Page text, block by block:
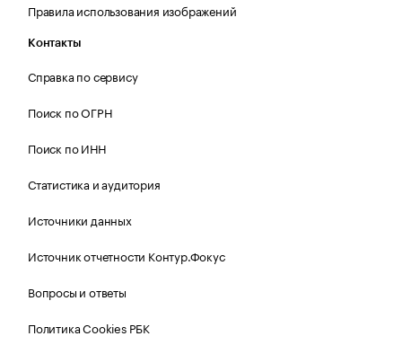
Правила использования изображений
Контакты
Справка по сервису
Поиск по ОГРН
Поиск по ИНН
Статистика и аудитория
Источники данных
Источник отчетности Контур.Фокус
Вопросы и ответы
Политика Cookies РБК